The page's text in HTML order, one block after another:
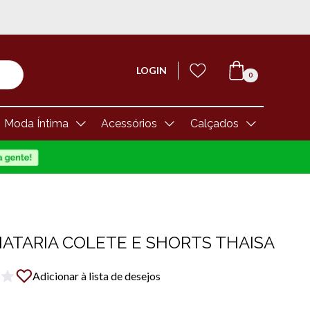
LOGIN 0
Moda Íntima Acessórios Calçados
COLETE E SHORTS THAISA
Adicionar à lista de desejos